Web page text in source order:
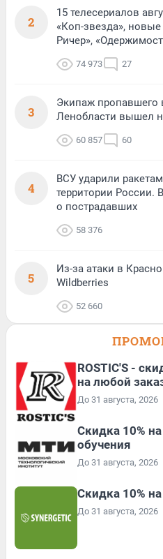
2
15 телесериалов
«Коп-звезда»,
Ричер»,
74 973 27
3
Экипаж пропавшего
Ленобласти вышел
60 857 60
4
ВСУ ударили
территории России.
о пострадавших
58 376
5
Из-за атаки в
Wildberries
52 660
ROSTIC'S -
на любой
До 31 августа, 2026
Скидка 10%
обучения
До 31 августа, 2026
Скидка 10%
До 31 августа, 2026